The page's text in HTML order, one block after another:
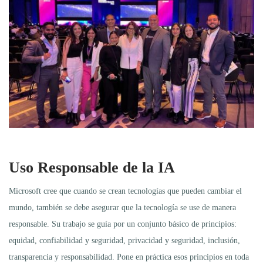
Uso Responsable de la IA
Microsoft cree que cuando se crean tecnologías que pueden cambiar el
mundo, también se debe asegurar que la tecnología se use de manera
responsable. Su trabajo se guía por un conjunto básico de principios:
equidad, confiabilidad y seguridad, privacidad y seguridad, inclusión,
transparencia y responsabilidad. Pone en práctica esos principios en toda